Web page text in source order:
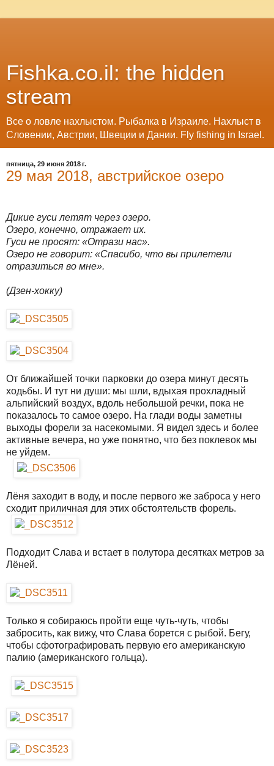
Fishka.co.il: the hidden
stream
Все о ловле нахлыстом. Рыбалка в Израиле. Нахлыст в
Словении, Австрии, Швеции и Дании. Fly fishing in Israel.
пятница, 29 июня 2018 г.
29 мая 2018, австрийское озеро
Дикие гуси летят через озеро.
Озеро, конечно, отражает их.
Гуси не просят: «Отрази нас».
Озеро не говорит: «Спасибо, что вы прилетели
отразиться во мне».
(Дзен-хокку)
От ближайшей точки парковки до озера минут десять
ходьбы. И тут ни души: мы шли, вдыхая прохладный
альпийский воздух, вдоль небольшой речки, пока не
показалось то самое озеро. На глади воды заметны
выходы форели за насекомыми. Я видел здесь и более
активные вечера, но уже понятно, что без поклевок мы
не уйдем.
Лёня заходит в воду, и после первого же заброса у него
сходит приличная для этих обстоятельств форель.
Подходит Слава и встает в полутора десятках метров за
Лёней.
Только я собираюсь пройти еще чуть-чуть, чтобы
забросить, как вижу, что Слава борется с рыбой. Бегу,
чтобы сфотографировать первую его американскую
палию (американского гольца).